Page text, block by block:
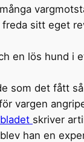
sitt eget
en lös hund i
som det fått
vargen
skriver
han en